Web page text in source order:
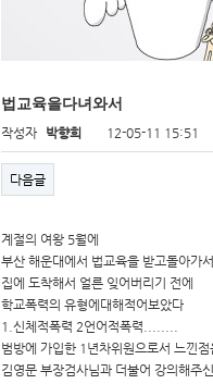
법교육을다녀와서
작성자 박향희 12-05-11 15:51
다음글
계절의 여왕 5월에
부산 해운대에서 법교육을 받고돌아가
집에 도착해서 얼른 잊어버리기 전에
학교폭력의 유형에대해적어보았다
1.신체적폭력 2언어적폭력........
범방에 가입한 1년차위원으로서 느낀점
김영문 부장검사님과 더불어 강의해주